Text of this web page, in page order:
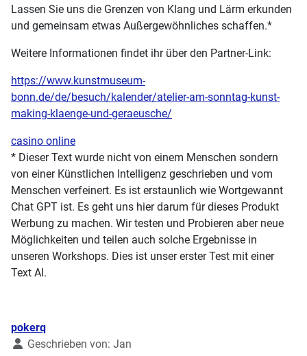
Lassen Sie uns die Grenzen von Klang und Lärm erkunden
und gemeinsam etwas Außergewöhnliches schaffen.*
Weitere Informationen findet ihr über den Partner-Link:
https://www.kunstmuseum-
bonn.de/de/besuch/kalender/atelier-am-sonntag-kunst-
making-klaenge-und-geraeusche/
casino online
* Dieser Text wurde nicht von einem Menschen sondern
von einer Künstlichen Intelligenz geschrieben und vom
Menschen verfeinert. Es ist erstaunlich wie Wortgewannt
Chat GPT ist. Es geht uns hier darum für dieses Produkt
Werbung zu machen. Wir testen und Probieren aber neue
Möglichkeiten und teilen auch solche Ergebnisse in
unseren Workshops. Dies ist unser erster Test mit einer
Text AI.
Details
pokerq
Geschrieben von: Jan